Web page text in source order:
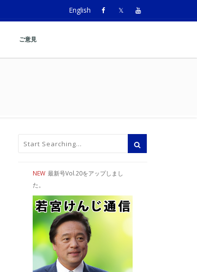
English
ご意見
NEW 最新号Vol.20をアップしまし
た。